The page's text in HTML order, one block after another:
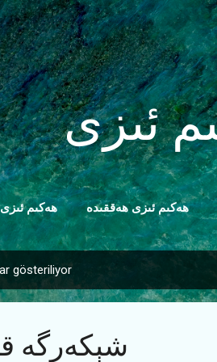
Ana içeriğe
ئىزى
ھەكىم ئىزى ھەكىم ئىزى ھەققىدە
gösteriliyor
شېكەرگە